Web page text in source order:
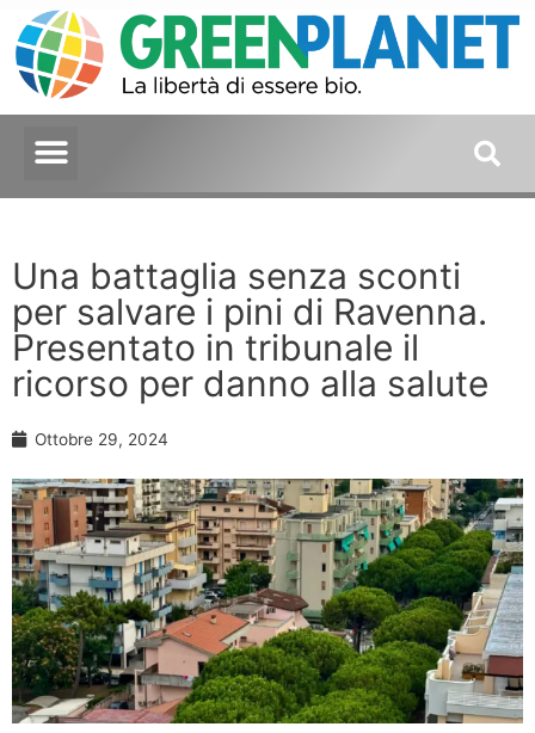
Una battaglia senza sconti
per salvare i pini di Ravenna.
Presentato in tribunale il
ricorso per danno alla salute
Ottobre 29, 2024